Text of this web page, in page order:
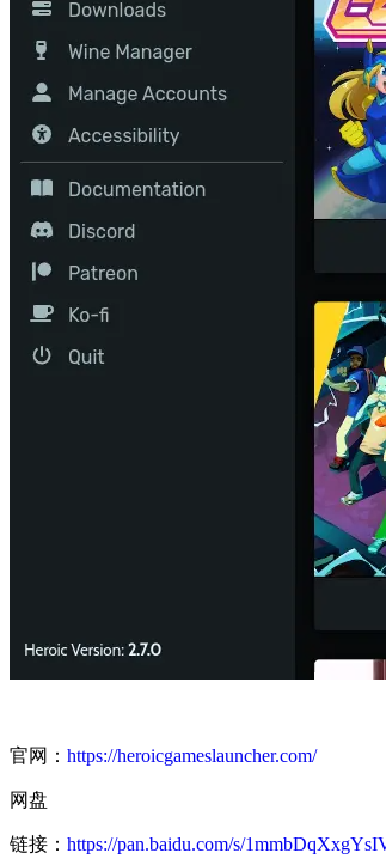
官网： https://heroicgameslauncher.com/
网盘
链接： https://pan.baidu.com/s/